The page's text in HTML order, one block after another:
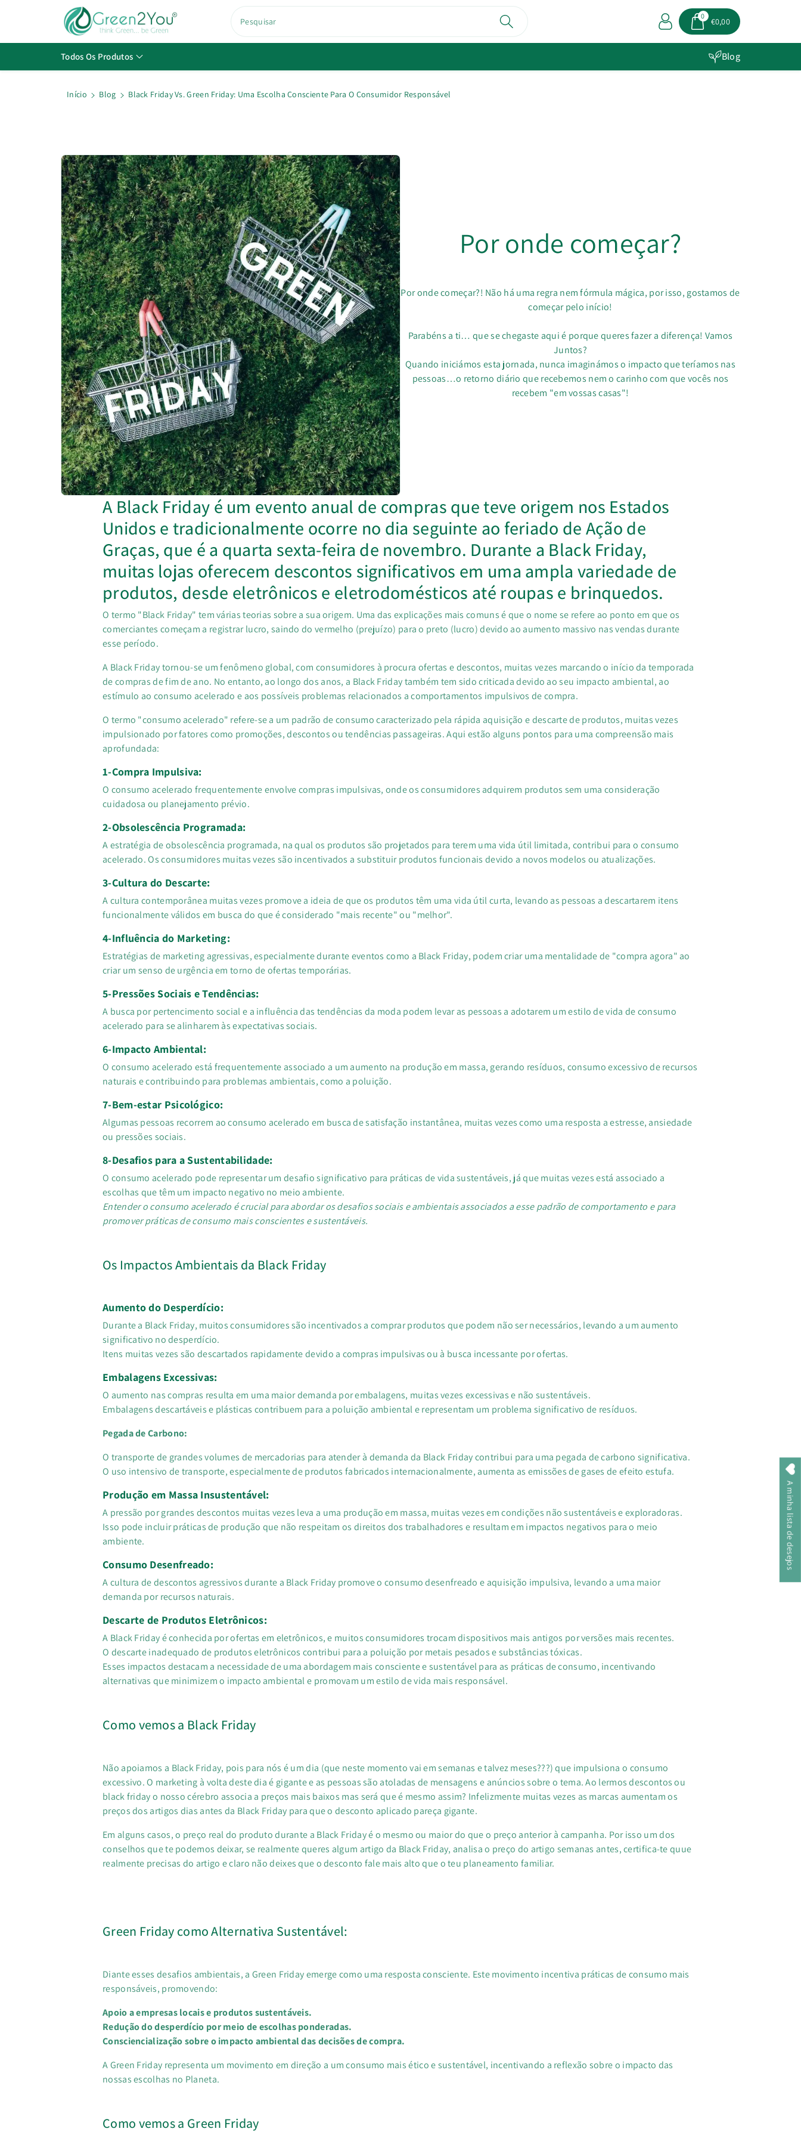
o
t
Pesquisar
0
€0,00
Todos Os Produtos Blog
Início Blog Black Friday Vs. Green Friday: Uma Escolha Consciente Para O Consumidor Responsável
Por onde começar?
Por onde começar?! Não há uma regra nem fórmula mágica, por isso, gostamos de
começar pelo início!
Parabéns a ti… que se chegaste aqui é porque queres fazer a diferença! Vamos
Juntos?
Quando iniciámos esta jornada, nunca imaginámos o impacto que teríamos nas
pessoas…o retorno diário que recebemos nem o carinho com que vocês nos
recebem "em vossas casas"!
A Black Friday é um evento anual de compras que teve origem nos Estados
Unidos e tradicionalmente ocorre no dia seguinte ao feriado de Ação de
Graças, que é a quarta sexta-feira de novembro. Durante a Black Friday,
muitas lojas oferecem descontos significativos em uma ampla variedade de
produtos, desde eletrônicos e eletrodomésticos até roupas e brinquedos.
O termo "Black Friday" tem várias teorias sobre a sua origem. Uma das explicações mais comuns é que o nome se refere ao ponto em que os
comerciantes começam a registrar lucro, saindo do vermelho (prejuízo) para o preto (lucro) devido ao aumento massivo nas vendas durante
esse período.
A Black Friday tornou-se um fenômeno global, com consumidores à procura ofertas e descontos, muitas vezes marcando o início da temporada
de compras de fim de ano. No entanto, ao longo dos anos, a Black Friday também tem sido criticada devido ao seu impacto ambiental, ao
estímulo ao consumo acelerado e aos possíveis problemas relacionados a comportamentos impulsivos de compra.
O termo "consumo acelerado" refere-se a um padrão de consumo caracterizado pela rápida aquisição e descarte de produtos, muitas vezes
impulsionado por fatores como promoções, descontos ou tendências passageiras. Aqui estão alguns pontos para uma compreensão mais
aprofundada:
1-Compra Impulsiva:
O consumo acelerado frequentemente envolve compras impulsivas, onde os consumidores adquirem produtos sem uma consideração
cuidadosa ou planejamento prévio.
2-Obsolescência Programada:
A estratégia de obsolescência programada, na qual os produtos são projetados para terem uma vida útil limitada, contribui para o consumo
acelerado. Os consumidores muitas vezes são incentivados a substituir produtos funcionais devido a novos modelos ou atualizações.
3-Cultura do Descarte:
A cultura contemporânea muitas vezes promove a ideia de que os produtos têm uma vida útil curta, levando as pessoas a descartarem itens
funcionalmente válidos em busca do que é considerado "mais recente" ou "melhor".
4-Influência do Marketing:
Estratégias de marketing agressivas, especialmente durante eventos como a Black Friday, podem criar uma mentalidade de "compra agora" ao
criar um senso de urgência em torno de ofertas temporárias.
5-Pressões Sociais e Tendências:
A busca por pertencimento social e a influência das tendências da moda podem levar as pessoas a adotarem um estilo de vida de consumo
acelerado para se alinharem às expectativas sociais.
6-Impacto Ambiental:
O consumo acelerado está frequentemente associado a um aumento na produção em massa, gerando resíduos, consumo excessivo de recursos
naturais e contribuindo para problemas ambientais, como a poluição.
7-Bem-estar Psicológico:
Algumas pessoas recorrem ao consumo acelerado em busca de satisfação instantânea, muitas vezes como uma resposta a estresse, ansiedade
ou pressões sociais.
8-Desafios para a Sustentabilidade:
O consumo acelerado pode representar um desafio significativo para práticas de vida sustentáveis, já que muitas vezes está associado a
escolhas que têm um impacto negativo no meio ambiente.
Entender o consumo acelerado é crucial para abordar os desafios sociais e ambientais associados a esse padrão de comportamento e para
promover práticas de consumo mais conscientes e sustentáveis.
Os Impactos Ambientais da Black Friday
Aumento do Desperdício:
Durante a Black Friday, muitos consumidores são incentivados a comprar produtos que podem não ser necessários, levando a um aumento
significativo no desperdício.
Itens muitas vezes são descartados rapidamente devido a compras impulsivas ou à busca incessante por ofertas.
Embalagens Excessivas:
O aumento nas compras resulta em uma maior demanda por embalagens, muitas vezes excessivas e não sustentáveis.
Embalagens descartáveis e plásticas contribuem para a poluição ambiental e representam um problema significativo de resíduos.
Pegada de Carbono:
O transporte de grandes volumes de mercadorias para atender à demanda da Black Friday contribui para uma pegada de carbono significativa.
O uso intensivo de transporte, especialmente de produtos fabricados internacionalmente, aumenta as emissões de gases de efeito estufa.
Produção em Massa Insustentável:
A pressão por grandes descontos muitas vezes leva a uma produção em massa, muitas vezes em condições não sustentáveis e exploradoras.
Isso pode incluir práticas de produção que não respeitam os direitos dos trabalhadores e resultam em impactos negativos para o meio
ambiente.
Consumo Desenfreado:
A cultura de descontos agressivos durante a Black Friday promove o consumo desenfreado e aquisição impulsiva, levando a uma maior
demanda por recursos naturais.
Descarte de Produtos Eletrônicos:
A Black Friday é conhecida por ofertas em eletrônicos, e muitos consumidores trocam dispositivos mais antigos por versões mais recentes.
O descarte inadequado de produtos eletrônicos contribui para a poluição por metais pesados e substâncias tóxicas.
Esses impactos destacam a necessidade de uma abordagem mais consciente e sustentável para as práticas de consumo, incentivando
alternativas que minimizem o impacto ambiental e promovam um estilo de vida mais responsável.
Como vemos a Black Friday
Não apoiamos a Black Friday, pois para nós é um dia (que neste momento vai em semanas e talvez meses???) que impulsiona o consumo
excessivo. O marketing à volta deste dia é gigante e as pessoas são atoladas de mensagens e anúncios sobre o tema. Ao lermos descontos ou
black friday o nosso cérebro associa a preços mais baixos mas será que é mesmo assim? Infelizmente muitas vezes as marcas aumentam os
preços dos artigos dias antes da Black Friday para que o desconto aplicado pareça gigante.
Em alguns casos, o preço real do produto durante a Black Friday é o mesmo ou maior do que o preço anterior à campanha. Por isso um dos
conselhos que te podemos deixar, se realmente queres algum artigo da Black Friday, analisa o preço do artigo semanas antes, certifica-te quue
realmente precisas do artigo e claro não deixes que o desconto fale mais alto que o teu planeamento familiar.
Green Friday como Alternativa Sustentável:
Diante esses desafios ambientais, a Green Friday emerge como uma resposta consciente. Este movimento incentiva práticas de consumo mais
responsáveis, promovendo:
Apoio a empresas locais e produtos sustentáveis.
Redução do desperdício por meio de escolhas ponderadas.
Consciencialização sobre o impacto ambiental das decisões de compra.
A Green Friday representa um movimento em direção a um consumo mais ético e sustentável, incentivando a reflexão sobre o impacto das
nossas escolhas no Planeta.
Como vemos a Green Friday
A minha lista de desejos